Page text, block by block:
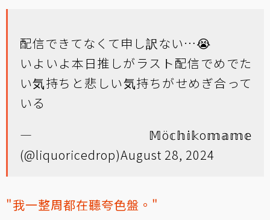
配信できてなくて申し訳ない…😭
いよいよ本日推しがラスト配信でめでた
い気持ちと悲しい気持ちがせめぎ合って
いる
— 𝕄ö𝕔𝕙𝕚𝕜o𝕞𝕒𝕞𝕖
(@liquoricedrop)August 28, 2024
"我一整周都在聽夸色盤。"